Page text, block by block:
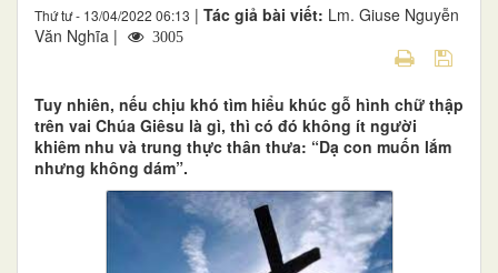
Thứ tư - 13/04/2022 06:13 | Tác giả bài viết: Lm. Giuse Nguyễn
Văn Nghĩa |
3005
Tuy nhiên, nếu chịu khó tìm hiểu khúc gỗ hình chữ thập
trên vai Chúa Giêsu là gì, thì có đó không ít người
khiêm nhu và trung thực thân thưa: “Dạ con muốn lắm
nhưng không dám”.